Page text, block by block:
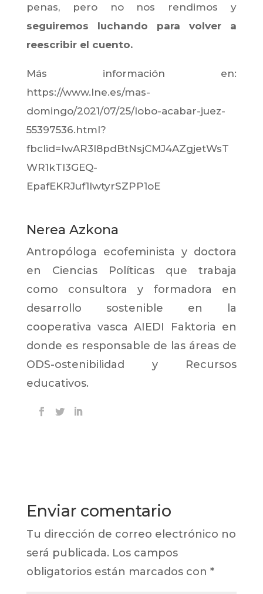
penas, pero no nos rendimos y
seguiremos luchando para volver a
reescribir el cuento.
Más información en:
https://www.lne.es/mas-
domingo/2021/07/25/lobo-acabar-juez-
55397536.html?
fbclid=IwAR3I8pdBtNsjCMJ4AZgjetWsT
WR1kTI3GEQ-
EpafEKRJuf1lwtyrSZPP1oE
Nerea Azkona
Antropóloga ecofeminista y doctora
en Ciencias Políticas que trabaja
como consultora y formadora en
desarrollo sostenible en la
cooperativa vasca AIEDI Faktoria en
donde es responsable de las áreas de
ODS-ostenibilidad y Recursos
educativos.
Enviar comentario
Tu dirección de correo electrónico no
será publicada. Los campos
obligatorios están marcados con *